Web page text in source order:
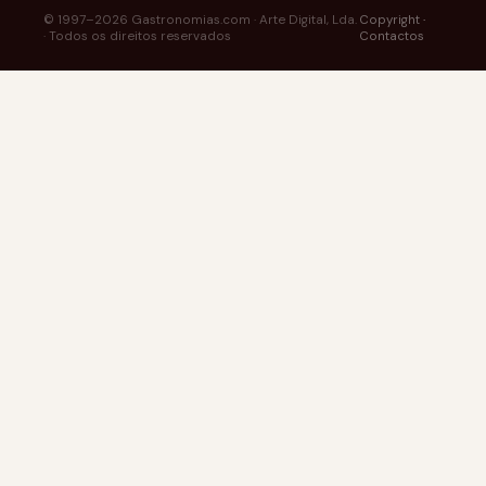
© 1997–2026 Gastronomias.com · Arte Digital, Lda.
· Todos os direitos reservados
Copyright·
Contactos